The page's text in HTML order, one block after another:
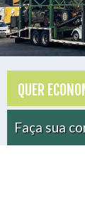
QUER
Faça sua